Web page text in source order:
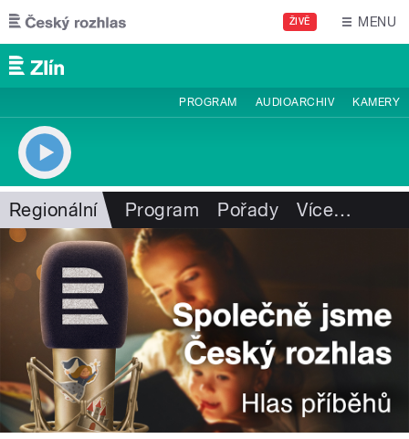
Přejít k hlavnímu obsahu
ŽIVĚ MENU
PROGRAM AUDIOARCHIV KAMERY
Regionální Program Pořady Více…